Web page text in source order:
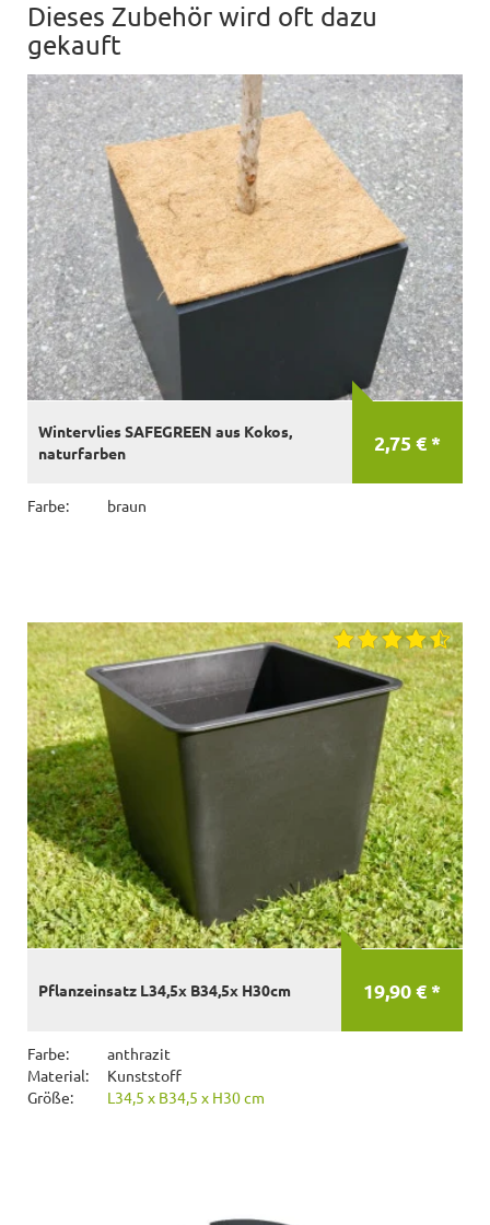
Dieses Zubehör wird oft dazu
gekauft
2,75 € *
Wintervlies SAFEGREEN aus Kokos,
naturfarben
Farbe: braun
19,90 € *
Pflanzeinsatz L34,5x B34,5x H30cm
Farbe:
anthrazit
Material:
Kunststoff
Größe:
L34,5 x B34,5 x H30 cm